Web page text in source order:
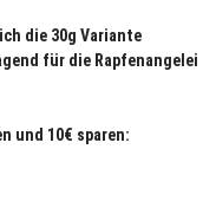
die 30g Variante
für die Rapfenangelei
und 10€ sparen: